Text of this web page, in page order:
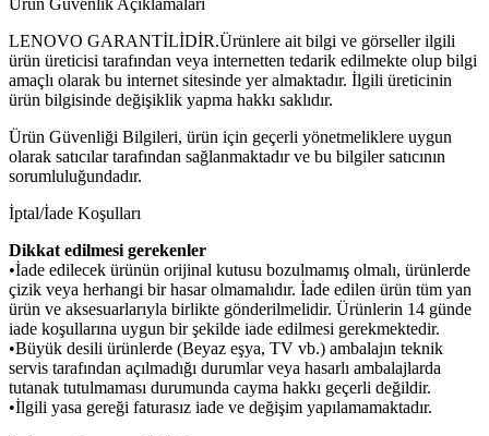
LENOVO GARANTİLİDİR.Ürünlere ait bilgi ve görseller ilgili
ürün üreticisi tarafından veya internetten tedarik edilmekte olup bilgi
amaçlı olarak bu internet sitesinde yer almaktadır. İlgili üreticinin
ürün bilgisinde değişiklik yapma hakkı saklıdır.
Ürün Güvenliği Bilgileri, ürün için geçerli yönetmeliklere uygun
olarak satıcılar tarafından sağlanmaktadır ve bu bilgiler satıcının
sorumluluğundadır.
İptal/İade Koşulları
Dikkat edilmesi gerekenler
•İade edilecek ürünün orijinal kutusu bozulmamış olmalı, ürünlerde
çizik veya herhangi bir hasar olmamalıdır. İade edilen ürün tüm yan
ürün ve aksesuarlarıyla birlikte gönderilmelidir. Ürünlerin 14 günde
iade koşullarına uygun bir şekilde iade edilmesi gerekmektedir.
•Büyük desili ürünlerde (Beyaz eşya, TV vb.) ambalajın teknik
servis tarafından açılmadığı durumlar veya hasarlı ambalajlarda
tutanak tutulmaması durumunda cayma hakkı geçerli değildir.
•İlgili yasa gereği faturasız iade ve değişim yapılamamaktadır.